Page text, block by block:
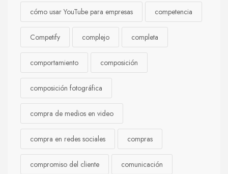
cómo usar YouTube para empresas competencia
Competify complejo completa
comportamiento composición
composición fotográfica
compra de medios en video
compra en redes sociales compras
compromiso del cliente comunicación